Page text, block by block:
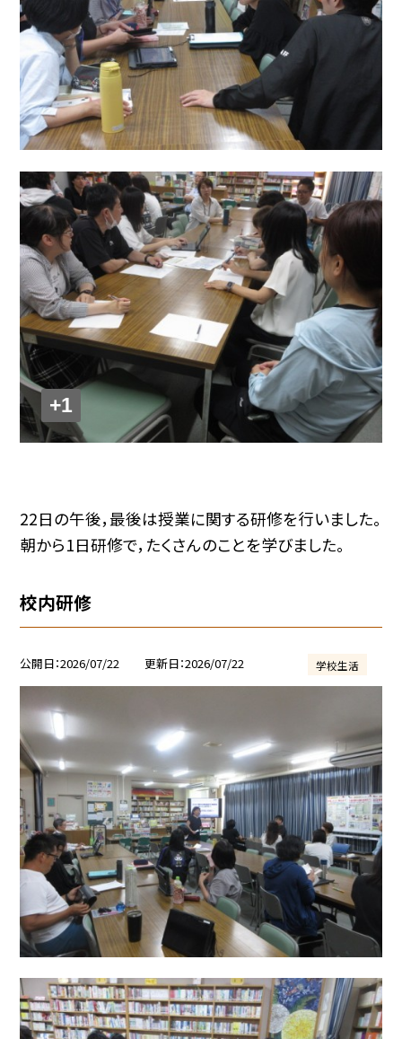
+1
22日の午後，最後は授業に関する研修を行いました。
朝から1日研修で，たくさんのことを学びました。
校内研修
公開日 2026/07/22 更新日 2026/07/22 学校生活